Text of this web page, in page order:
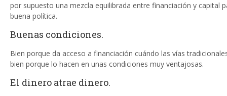
por supuesto una mezcla equilibrada entre financiación y capital
buena política.
Buenas condiciones.
Bien porque da acceso a financiación cuándo las vías
bien porque lo hacen en unas condiciones muy ventajosas.
El dinero atrae dinero.